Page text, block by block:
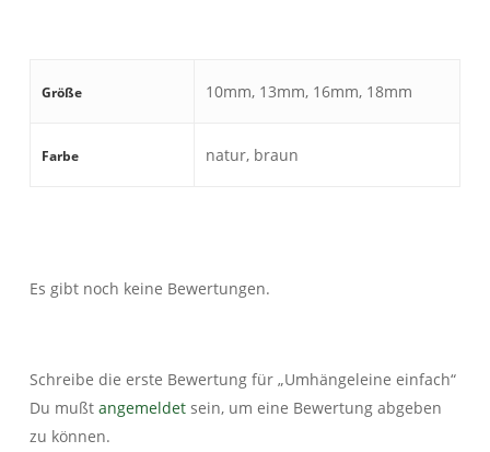
Größe 10mm, 13mm, 16mm, 18mm
Farbe natur, braun
Es gibt noch keine Bewertungen.
Schreibe die erste Bewertung für „Umhängeleine einfach“
Du mußt angemeldetsein, um eine Bewertung abgeben
zu können.